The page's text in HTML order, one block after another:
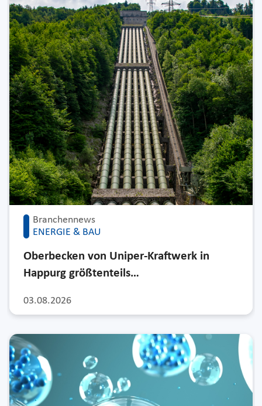
Branchennews
ENERGIE & BAU
03.08.2026
Oberbecken von Uniper-Kraftwerk in
Happurg größtenteils…